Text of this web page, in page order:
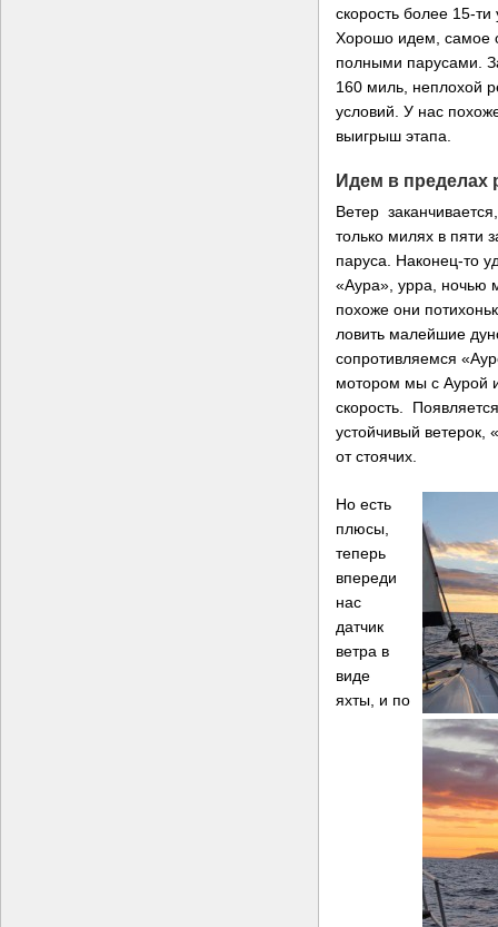
скорость более 15-
Хорошо идем, самое
полными парусами.
160 миль, неплохой
условий. У нас
выигрыш этапа.
Идем в пределах
Ветер
только милях в пяти
паруса. Наконец-то
«Аура», урра, ночью
похоже они
ловить малейшие
сопротивляемся
мотором мы с Аурой
скорость.
устойчивый ветерок,
от стоячих.
Но есть
плюсы,
теперь
впереди
нас
датчик
ветра в
виде
яхты, и по